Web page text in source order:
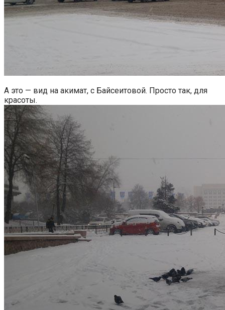
А это — вид на акимат, с Байсеитовой. Просто так, для
красоты.